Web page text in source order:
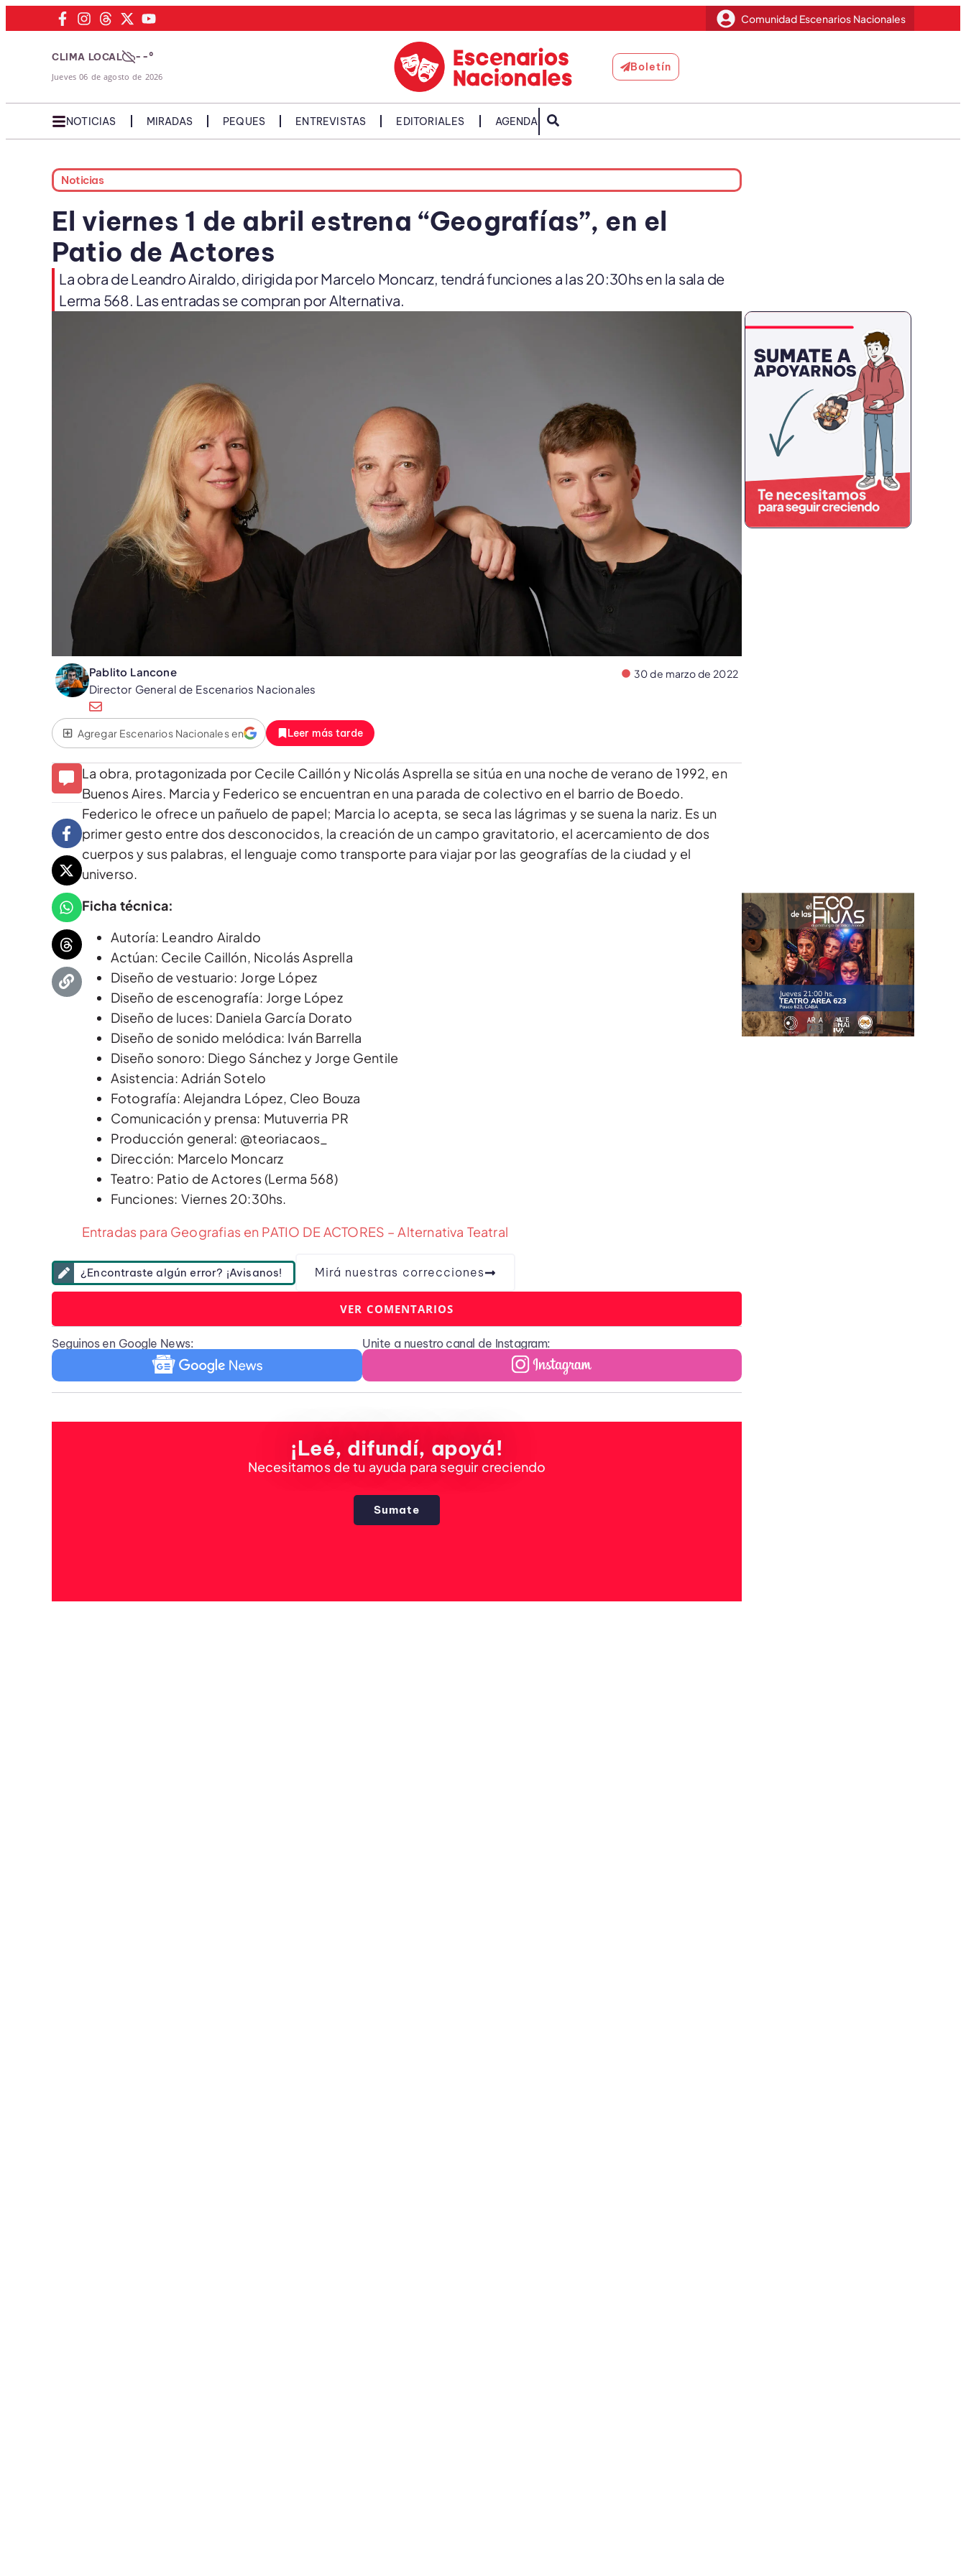
Comunidad Escenarios Nacionales
CLIMA LOCAL --°
Jueves 06 de agosto de 2026
Boletín
NOTICIAS MIRADAS PEQUES ENTREVISTAS EDITORIALES AGENDA
Noticias
El viernes 1 de abril estrena “Geografías”, en el
Patio de Actores
La obra de Leandro Airaldo, dirigida por Marcelo Moncarz, tendrá funciones a las 20:30hs en la sala de
Lerma 568. Las entradas se compran por Alternativa.
Pablito Lancone
Director General de Escenarios Nacionales
30 de marzo de 2022
Agregar Escenarios Nacionales en Leer más tarde
La obra, protagonizada por Cecile Caillón y Nicolás Asprella se sitúa en una noche de verano de 1992, en
Buenos Aires. Marcia y Federico se encuentran en una parada de colectivo en el barrio de Boedo.
Federico le ofrece un pañuelo de papel; Marcia lo acepta, se seca las lágrimas y se suena la nariz. Es un
primer gesto entre dos desconocidos, la creación de un campo gravitatorio, el acercamiento de dos
cuerpos y sus palabras, el lenguaje como transporte para viajar por las geografías de la ciudad y el
universo.
Ficha técnica:
Autoría: Leandro Airaldo
Actúan: Cecile Caillón, Nicolás Asprella
Diseño de vestuario: Jorge López
Diseño de escenografía: Jorge López
Diseño de luces: Daniela García Dorato
Diseño de sonido melódica: Iván Barrella
Diseño sonoro: Diego Sánchez y Jorge Gentile
Asistencia: Adrián Sotelo
Fotografía: Alejandra López, Cleo Bouza
Comunicación y prensa: Mutuverria PR
Producción general: @teoriacaos_
Dirección: Marcelo Moncarz
Teatro: Patio de Actores (Lerma 568)
Funciones: Viernes 20:30hs.
Entradas para Geografias en PATIO DE ACTORES – Alternativa Teatral
¿Encontraste algún error? ¡Avisanos! Mirá nuestras correcciones
VER COMENTARIOS
Seguinos en Google News: Unite a nuestro canal de Instagram:
¡Leé, difundí, apoyá!
Necesitamos de tu ayuda para seguir creciendo
Sumate